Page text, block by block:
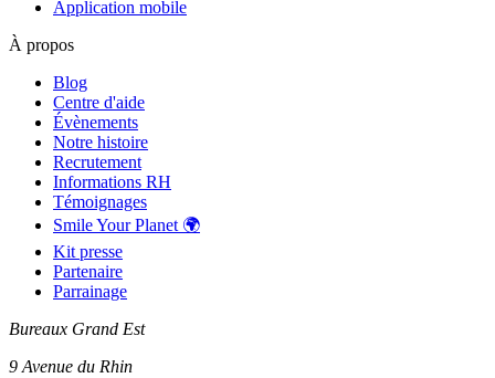
Application mobile
À propos
Blog
Centre d'aide
Évènements
Notre histoire
Recrutement
Informations RH
Témoignages
Smile Your Planet 🌍
Kit presse
Partenaire
Parrainage
Bureaux Grand Est
9 Avenue du Rhin